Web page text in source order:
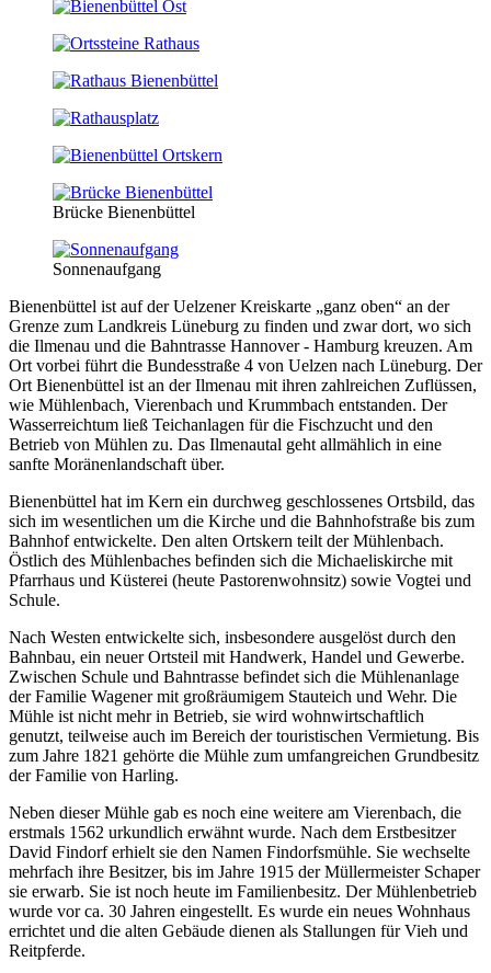
Brücke Bienenbüttel
Sonnenaufgang
Bienenbüttel ist auf der Uelzener Kreiskarte „ganz oben“ an der
Grenze zum Landkreis Lüneburg zu finden und zwar dort, wo sich
die Ilmenau und die Bahntrasse Hannover - Hamburg kreuzen. Am
Ort vorbei führt die Bundesstraße 4 von Uelzen nach Lüneburg. Der
Ort Bienenbüttel ist an der Ilmenau mit ihren zahlreichen Zuflüssen,
wie Mühlenbach, Vierenbach und Krummbach entstanden. Der
Wasserreichtum ließ Teichanlagen für die Fischzucht und den
Betrieb von Mühlen zu. Das Ilmenautal geht allmählich in eine
sanfte Moränenlandschaft über.
Bienenbüttel hat im Kern ein durchweg geschlossenes Ortsbild, das
sich im wesentlichen um die Kirche und die Bahnhofstraße bis zum
Bahnhof entwickelte. Den alten Ortskern teilt der Mühlenbach.
Östlich des Mühlenbaches befinden sich die Michaeliskirche mit
Pfarrhaus und Küsterei (heute Pastorenwohnsitz) sowie Vogtei und
Schule.
Nach Westen entwickelte sich, insbesondere ausgelöst durch den
Bahnbau, ein neuer Ortsteil mit Handwerk, Handel und Gewerbe.
Zwischen Schule und Bahntrasse befindet sich die Mühlenanlage
der Familie Wagener mit großräumigem Stauteich und Wehr. Die
Mühle ist nicht mehr in Betrieb, sie wird wohnwirtschaftlich
genutzt, teilweise auch im Bereich der touristischen Vermietung. Bis
zum Jahre 1821 gehörte die Mühle zum umfangreichen Grundbesitz
der Familie von Harling.
Neben dieser Mühle gab es noch eine weitere am Vierenbach, die
erstmals 1562 urkundlich erwähnt wurde. Nach dem Erstbesitzer
David Findorf erhielt sie den Namen Findorfsmühle. Sie wechselte
mehrfach ihre Besitzer, bis im Jahre 1915 der Müllermeister Schaper
sie erwarb. Sie ist noch heute im Familienbesitz. Der Mühlenbetrieb
wurde vor ca. 30 Jahren eingestellt. Es wurde ein neues Wohnhaus
errichtet und die alten Gebäude dienen als Stallungen für Vieh und
Reitpferde.